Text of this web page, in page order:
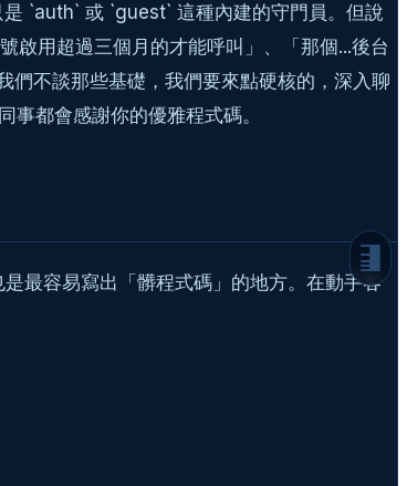
`auth` 或 `guest` 這種內建的守門員。但說
啟用超過三個月的才能呼叫」、「那個...後台
們不談那些基礎，我們要來點硬核的，深入聊
都會感謝你的優雅程式碼。
最容易寫出「髒程式碼」的地方。在動手客
為何內建規則不夠用？客製化驗證的時機點
場景一：獨特的業務邏輯
場景二：需要與外部資料互動的驗證
方法一：優雅的屠龍刀，建立專屬的 Rule 物
方法二：輕巧的瑞士刀，使用 Closure 快速